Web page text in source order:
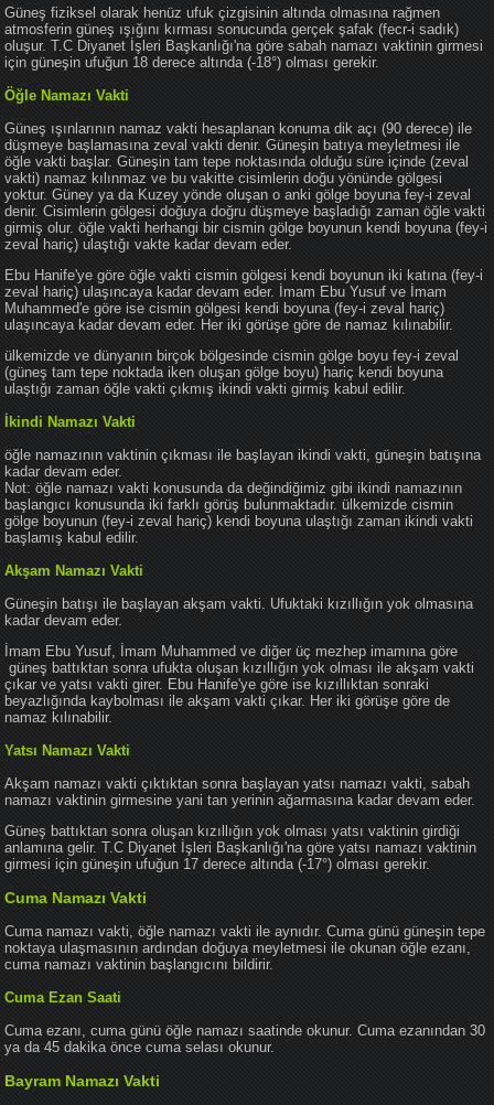
Güneş fiziksel olarak henüz ufuk çizgisinin altında olmasına rağmen
atmosferin güneş ışığını kırması sonucunda gerçek şafak (fecr-i sadık)
oluşur. T.C Diyanet İşleri Başkanlığı'na göre sabah namazı vaktinin girmesi
için güneşin ufuğun 18 derece altında (-18°) olması gerekir.
Öğle Namazı Vakti
Güneş ışınlarının namaz vakti hesaplanan konuma dik açı (90 derece) ile
düşmeye başlamasına zeval vakti denir. Güneşin batıya meyletmesi ile
öğle vakti başlar. Güneşin tam tepe noktasında olduğu süre içinde (zeval
vakti) namaz kılınmaz ve bu vakitte cisimlerin doğu yönünde gölgesi
yoktur. Güney ya da Kuzey yönde oluşan o anki gölge boyuna fey-i zeval
denir. Cisimlerin gölgesi doğuya doğru düşmeye başladığı zaman öğle vakti
girmiş olur. öğle vakti herhangi bir cismin gölge boyunun kendi boyuna (fey-i
zeval hariç) ulaştığı vakte kadar devam eder.
Ebu Hanife'ye göre öğle vakti cismin gölgesi kendi boyunun iki katına (fey-i
zeval hariç) ulaşıncaya kadar devam eder. İmam Ebu Yusuf ve İmam
Muhammed'e göre ise cismin gölgesi kendi boyuna (fey-i zeval hariç)
ulaşıncaya kadar devam eder. Her iki görüşe göre de namaz kılınabilir.
ülkemizde ve dünyanın birçok bölgesinde cismin gölge boyu fey-i zeval
(güneş tam tepe noktada iken oluşan gölge boyu) hariç kendi boyuna
ulaştığı zaman öğle vakti çıkmış ikindi vakti girmiş kabul edilir.
İkindi Namazı Vakti
öğle namazının vaktinin çıkması ile başlayan ikindi vakti, güneşin batışına
kadar devam eder.
Not: öğle namazı vakti konusunda da değindiğimiz gibi ikindi namazının
başlangıcı konusunda iki farklı görüş bulunmaktadır. ülkemizde cismin
gölge boyunun (fey-i zeval hariç) kendi boyuna ulaştığı zaman ikindi vakti
başlamış kabul edilir.
Akşam Namazı Vakti
Güneşin batışı ile başlayan akşam vakti. Ufuktaki kızıllığın yok olmasına
kadar devam eder.
İmam Ebu Yusuf, İmam Muhammed ve diğer üç mezhep imamına göre
güneş battıktan sonra ufukta oluşan kızıllığın yok olması ile akşam vakti
çıkar ve yatsı vakti girer. Ebu Hanife'ye göre ise kızıllıktan sonraki
beyazlığında kaybolması ile akşam vakti çıkar. Her iki görüşe göre de
namaz kılınabilir.
Yatsı Namazı Vakti
Akşam namazı vakti çıktıktan sonra başlayan yatsı namazı vakti, sabah
namazı vaktinin girmesine yani tan yerinin ağarmasına kadar devam eder.
Güneş battıktan sonra oluşan kızıllığın yok olması yatsı vaktinin girdiği
anlamına gelir. T.C Diyanet İşleri Başkanlığı'na göre yatsı namazı vaktinin
girmesi için güneşin ufuğun 17 derece altında (-17°) olması gerekir.
Cuma Namazı Vakti
Cuma namazı vakti, öğle namazı vakti ile aynıdır. Cuma günü güneşin tepe
noktaya ulaşmasının ardından doğuya meyletmesi ile okunan öğle ezanı,
cuma namazı vaktinin başlangıcını bildirir.
Cuma Ezan Saati
Cuma ezanı, cuma günü öğle namazı saatinde okunur. Cuma ezanından 30
ya da 45 dakika önce cuma selası okunur.
Bayram Namazı Vakti